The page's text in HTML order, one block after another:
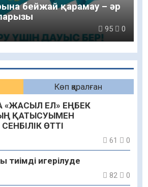
Көп қаралған
ЕЛ» ЕҢБЕК
ҚАТЫСУЫМЕН
ӨТТІ
61 0
тиімді игерілуде
82 0
бейжай қарамау – әр
95 0